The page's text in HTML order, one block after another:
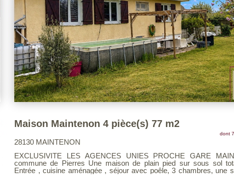
Maison Maintenon 4 pièce(s) 77 m2
dont
28130 MAINTENON
EXCLUSIVITE LES AGENCES UNIES PROCHE GARE MAINTENON Sur la
commune de Pierres Une maison de plain pied sur sous sol total comprenant :
Entrée , cuisine aménagée , séjour avec poêle, 3 chambres, une